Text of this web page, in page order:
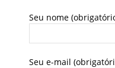
Seu nome
Seu e-mail